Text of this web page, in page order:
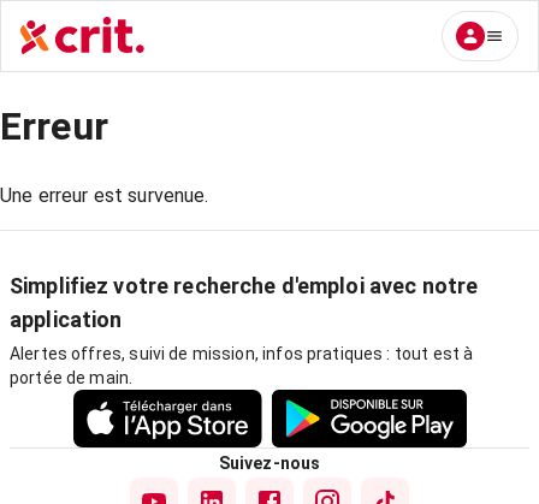
Erreur
Une erreur est survenue.
Simplifiez votre recherche d'emploi avec notre
application
Alertes offres, suivi de mission, infos pratiques : tout est à
portée de main.
Suivez-nous